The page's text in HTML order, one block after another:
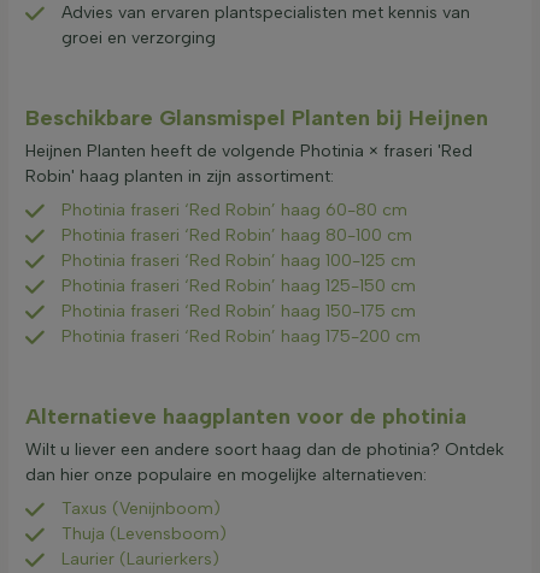
Advies van ervaren plantspecialisten met kennis van
groei en verzorging
Beschikbare Glansmispel Planten bij Heijnen
Heijnen Planten heeft de volgende Photinia × fraseri 'Red
Robin' haag planten in zijn assortiment:
Photinia fraseri ‘Red Robin’ haag 60-80 cm
Photinia fraseri ‘Red Robin’ haag 80-100 cm
Photinia fraseri ‘Red Robin’ haag 100-125 cm
Photinia fraseri ‘Red Robin’ haag 125-150 cm
Photinia fraseri ‘Red Robin’ haag 150-175 cm
Photinia fraseri ‘Red Robin’ haag 175-200 cm
Alternatieve haagplanten voor de photinia
Wilt u liever een andere soort haag dan de photinia? Ontdek
dan hier onze populaire en mogelijke alternatieven:
Taxus (Venijnboom)
Thuja (Levensboom)
Laurier (Laurierkers)